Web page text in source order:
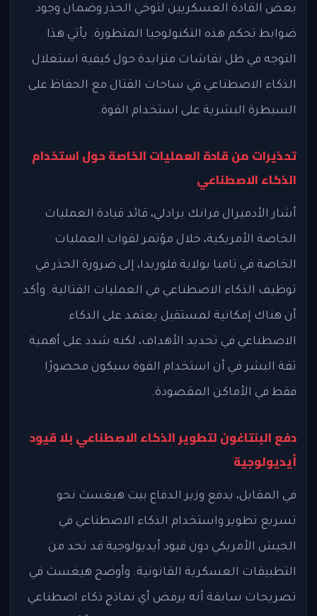
بعض القادة العسكريين لتوخي الحذر وضمان وجود
ضوابط تحكم هذه التكنولوجيا المتطورة. يأتي هذا
التوجه في ظل نقاشات متزايدة حول كيفية استغلال
الذكاء الاصطناعي في ساحات القتال مع الحفاظ على
السيطرة البشرية على استخدام القوة.
تحذيرات من قادة العمليات الخاصة حول استخدام
الذكاء الاصطناعي
أشار الأدميرال فرانك برادلي، قائد قيادة العمليات
الخاصة الأمريكية، خلال مؤتمر لقوات العمليات
الخاصة في تامبا بولاية فلوريدا، إلى ضرورة الحذر في
توظيف الذكاء الاصطناعي في العمليات القتالية. وأكد
أن هناك إمكانية لمستقبل يعتمد على الذكاء
الاصطناعي في تحديد الأهداف، لكنه شدد على أهمية
ثقة البشر في أن استخدام القوة سيكون محصورًا
فقط في الأماكن المقصودة.
دفع البنتاغون لتطوير الذكاء الاصطناعي بلا قيود
أيديولوجية
في المقابل، يدفع وزير الدفاع بيت هيغسث نحو
تسريع تطوير واستخدام الذكاء الاصطناعي في
الجيش الأمريكي دون قيود أيديولوجية قد تحد من
التطبيقات العسكرية القانونية. وأوضح هيغسث في
تصريحات سابقة أنه يرفض أي نماذج ذكاء اصطناعي